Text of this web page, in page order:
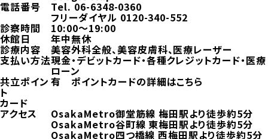
電話番号 Tel.06-6348-0360
フリーダイヤル 0120-340-552
診察時間 10:00～19:00
休館日 年中無休
診療内容 美容外科全般、美容皮膚科、医療レーザー
支払い方法現金・デビットカード・各種クレジットカード・医療
ローン
共立ポイン
ト
カード
有 ポイントカードの詳細はこちら
アクセス OsakaMetro御堂筋線 梅田駅より徒歩約5分
OsakaMetro谷町線 東梅田駅より徒歩約5分
OsakaMetro四つ橋線 西梅田駅より徒歩約5分